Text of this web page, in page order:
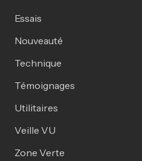
Essais
Nouveauté
Technique
Témoignages
Utilitaires
Veille VU
Zone Verte